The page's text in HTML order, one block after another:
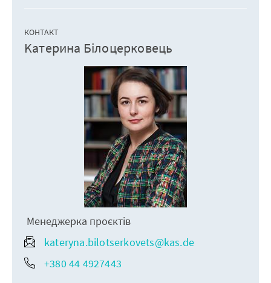
КОНТАКТ
Kатерина Білоцерковець
Менеджерка проєктів
kateryna.bilotserkovets@kas.de
+380 44 4927443